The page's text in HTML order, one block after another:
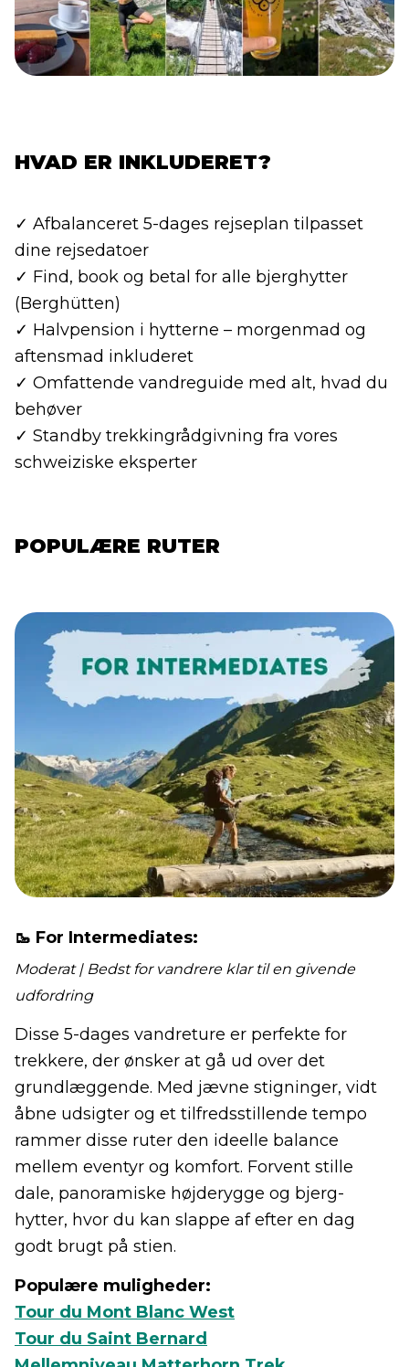
HVAD ER INKLUDERET?
✓ Afbalanceret 5-dages rejseplan tilpasset
dine rejsedatoer
✓ Find, book og betal for alle bjerghytter
(Berghütten)
✓ Halvpension i hytterne – morgenmad og
aftensmad inkluderet
✓ Omfattende vandreguide med alt, hvad du
behøver
✓ Standby trekkingrådgivning fra vores
schweiziske eksperter
POPULÆRE RUTER
🥾 For Intermediates:
Moderat | Bedst for vandrere klar til en givende
udfordring
Disse 5-dages vandreture er perfekte for
trekkere, der ønsker at gå ud over det
grundlæggende. Med jævne stigninger, vidt
åbne udsigter og et tilfredsstillende tempo
rammer disse ruter den ideelle balance
mellem eventyr og komfort. Forvent stille
dale, panoramiske højderygge og bjerg-
hytter, hvor du kan slappe af efter en dag
godt brugt på stien.
Populære muligheder:
Tour du Mont Blanc West
Tour du Saint Bernard